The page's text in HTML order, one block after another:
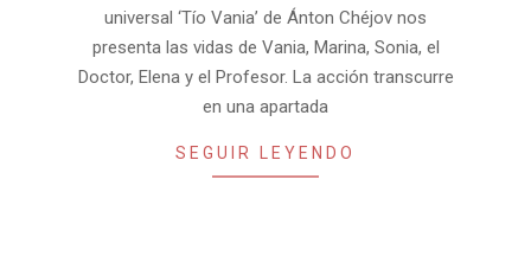
universal ‘Tío Vania’ de Ánton Chéjov nos
presenta las vidas de Vania, Marina, Sonia, el
Doctor, Elena y el Profesor. La acción transcurre
en una apartada
SEGUIR LEYENDO